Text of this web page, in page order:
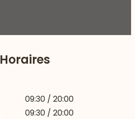
Horaires
09:30 / 20:00
09:30 / 20:00